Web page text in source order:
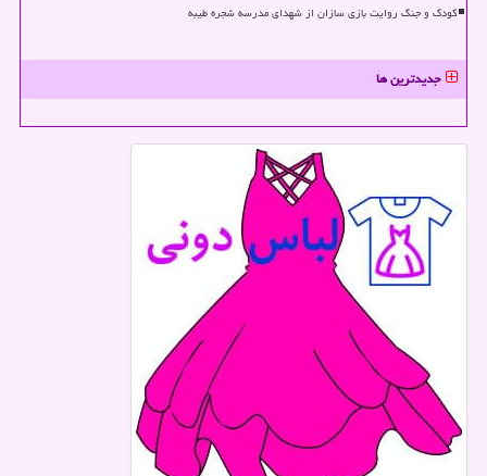
کودک و جنگ روایت بازی سازان از شهدای مدرسه شجره طیبه
جدیدترین ها